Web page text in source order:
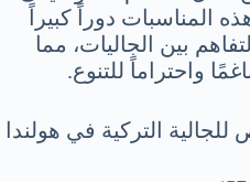
المناسبات دوراً كبيراً
بين الجاليات، مما
واحتراماً للتنوع.
التركية في هولندا